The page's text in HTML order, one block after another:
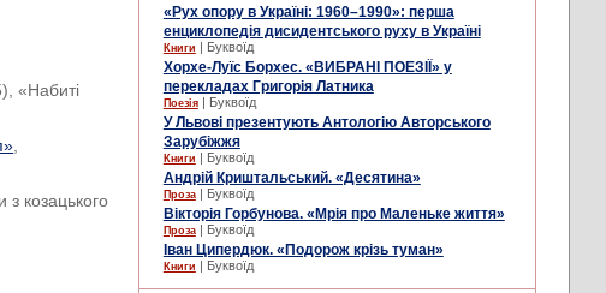
«Набиті
з козацького
«Рух опору в Україні: 1960–1990»: перша
енциклопедія дисидентського руху в Україні
Книги | Буквоїд
Хорхе-Луїс Борхес. «ВИБРАНІ ПОЕЗІЇ» у
перекладах Григорія Латника
Поезія| Буквоїд
У Львові презентують Антологію Авторського
Зарубіжжя
Книги | Буквоїд
Андрій Криштальський. «Десятина»
Проза| Буквоїд
Вікторія Горбунова. «Мрія про Маленьке життя»
Проза| Буквоїд
Іван Ципердюк. «Подорож крізь туман»
Книги | Буквоїд